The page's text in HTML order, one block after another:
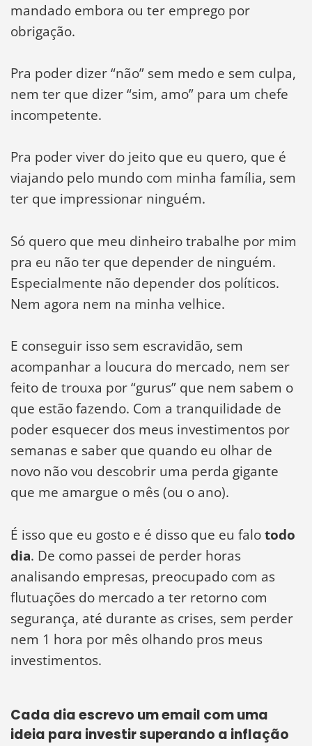
mandado embora ou ter emprego por
obrigação.
Pra poder dizer “não” sem medo e sem culpa,
nem ter que dizer “sim, amo” para um chefe
incompetente.
Pra poder viver do jeito que eu quero, que é
viajando pelo mundo com minha família, sem
ter que impressionar ninguém.
Só quero que meu dinheiro trabalhe por mim
pra eu não ter que depender de ninguém.
Especialmente não depender dos políticos.
Nem agora nem na minha velhice.
E conseguir isso sem escravidão, sem
acompanhar a loucura do mercado, nem ser
feito de trouxa por “gurus” que nem sabem o
que estão fazendo. Com a tranquilidade de
poder esquecer dos meus investimentos por
semanas e saber que quando eu olhar de
novo não vou descobrir uma perda gigante
que me amargue o mês (ou o ano).
É isso que eu gosto e é disso que eu falotodo
dia. De como passei de perder horas
analisando empresas, preocupado com as
flutuações do mercado a ter retorno com
segurança, até durante as crises, sem perder
nem 1 hora por mês olhando pros meus
investimentos.
Cada dia escrevo um email com uma
ideia para investir superando a inflação